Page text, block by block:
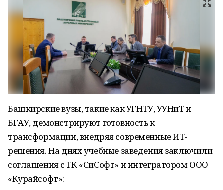
Башкирские вузы, такие как УГНТУ, УУНиТ и
БГАУ, демонстрируют готовность к
трансформации, внедряя современные ИТ-
решения. На днях учебные заведения заключили
соглашения с ГК «СиСофт» и интегратором ООО
«Курайсофт»: